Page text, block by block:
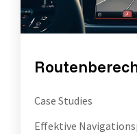
Case Studies
Effektive